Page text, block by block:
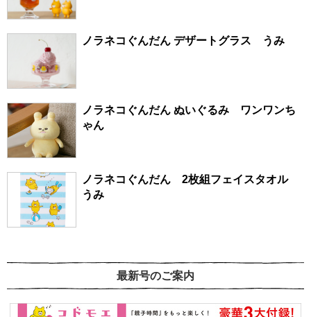
ノラネコぐんだん デザートグラス うみ
ノラネコぐんだん ぬいぐるみ ワンワンち
ゃん
ノラネコぐんだん 2枚組フェイスタオル
うみ
最新号のご案内